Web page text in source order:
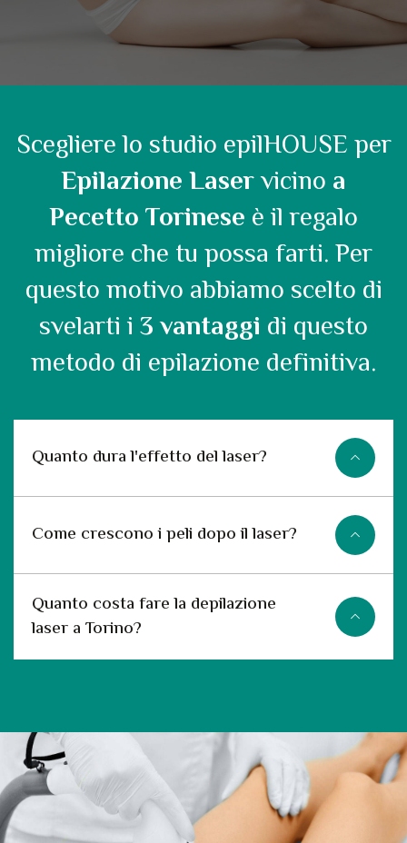
Scegliere lo studio epilHOUSE per
Epilazione Laservicino a
Pecetto Torinese è il regalo
migliore che tu possa farti. Per
questo motivo abbiamo scelto di
svelarti i 3 vantaggi di questo
metodo di epilazione definitiva.
Quanto dura l'effetto del laser?
Come crescono i peli dopo il laser?
Quanto costa fare la depilazione
laser a Torino?